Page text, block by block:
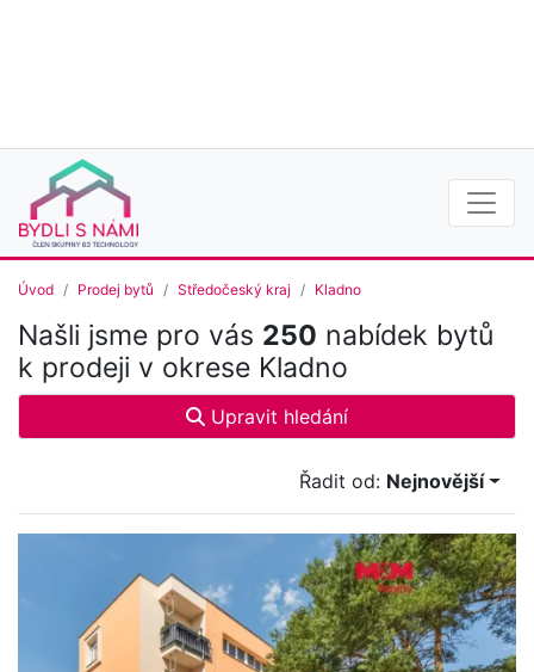
Úvod Prodej bytů Středočeský kraj Kladno
Našli jsme pro vás 250 nabídek bytů
k prodeji v okrese Kladno
Upravit hledání
Řadit od: Nejnovější